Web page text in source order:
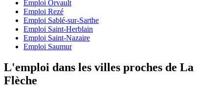
Emploi Orvault
Emploi Rezé
Emploi Sablé-sur-Sarthe
Emploi Saint-Herblain
Emploi Saint-Nazaire
Emploi Saumur
L'emploi dans les villes proches de La
Flèche